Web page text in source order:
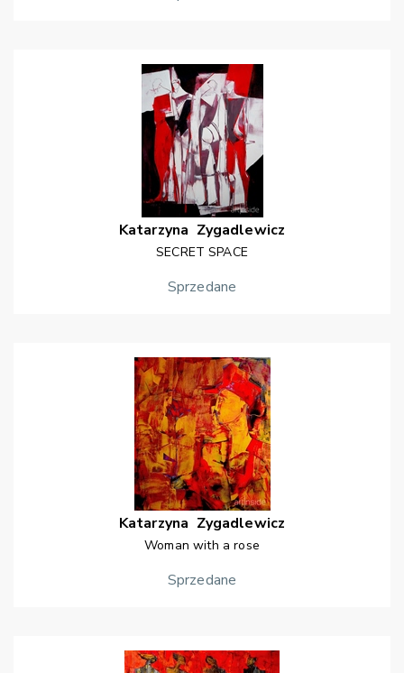
Katarzyna Zygadlewicz
SECRET SPACE
Sprzedane
Katarzyna Zygadlewicz
Woman with a rose
Sprzedane